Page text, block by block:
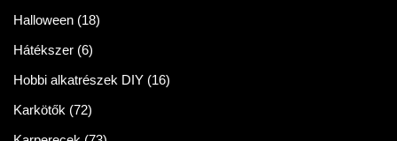
Halloween (18)
Hátékszer (6)
Hobbi alkatrészek DIY (16)
Karkötők (72)